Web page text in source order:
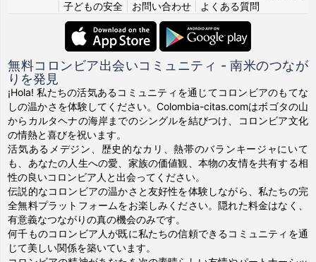
子どもの安全| お問い合わせ| よくある質問
無料コロンビア出会いコミュニティ - 南米のつなが
りを発見
¡Hola! 私たちの活気あるコミュニティを通じてコロンビアのもてな
しの温かさを体験してください。Colombia-citas.comはボゴタの山
からカルタヘナの海岸までのシングルを結びつけ、コロンビア文化
の情熱と喜びを祝います。
活気あるメデジン、歴史的なカリ、熱帯のバランキージャにいて
も、あなたの人生への愛、家族の価値観、本物の友情を共有する相
性の良いコロンビア人と出会ってください。
伝説的なコロンビアの温かさと友好性を体験しながら、私たちの完
全無料プラットフォームをお楽しみください。隠れた料金はなく、
有意義なつながりの真の機会のみです。
何千ものコロンビア人が既に私たちの信頼できるコミュニティを通
じて美しい関係を築いています。